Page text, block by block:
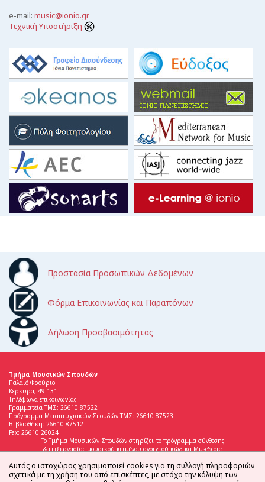
e-mail: music@ionio.gr
Τεχνική Υποστήριξη
Προστασία Προσωπικών Δεδομένων
Φόρμα Επικοινωνίας και Παραπόνων
Δήλωση Προσβασιμότητας
Τμήμα Μουσικών Σπουδών
Παλαιό Φρούριο
Κέρκυρα, 49 131
Τηλέφωνα επικοινωνίας:
Γραμματεία ΤΜΣ: 26610 87522
Πρόγραμμα Μεταπτυχιακών Σπουδών ΤΜΣ: 26610 87523
Βιβλιοθήκη: 26610 87512
Fax: 26610 26024
Το Τμήμα Μουσικών Σπουδών στηρίζει το πρόγραμμα σύνθεσης
& επεξεργασίας μουσικού κειμένου ανοιχτού κώδικα MuseScore
Αυτός ο ιστοχώρος χρησιμοποιεί cookies για τη συλλογή πληροφοριών
σχετικά με τη χρήση του από επισκέπτες, με στόχο την κάλυψη των